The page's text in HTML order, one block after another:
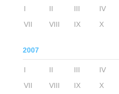
I II III IV
VII
VIII IX X
2007
I II III IV
VII
VIII IX X